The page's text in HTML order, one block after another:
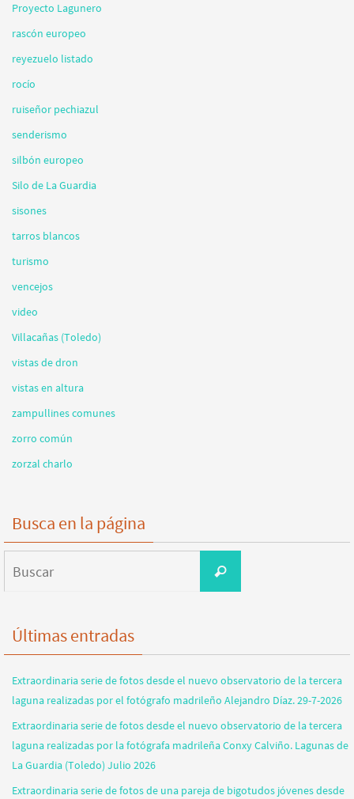
Proyecto Lagunero
rascón europeo
reyezuelo listado
rocío
ruiseñor pechiazul
senderismo
silbón europeo
Silo de La Guardia
sisones
tarros blancos
turismo
vencejos
video
Villacañas (Toledo)
vistas de dron
vistas en altura
zampullines comunes
zorro común
zorzal charlo
Busca en la página
Buscar
Últimas entradas
Extraordinaria serie de fotos desde el nuevo observatorio de la tercera
laguna realizadas por el fotógrafo madrileño Alejandro Díaz. 29-7-2026
Extraordinaria serie de fotos desde el nuevo observatorio de la tercera
laguna realizadas por la fotógrafa madrileña Conxy Calviño. Lagunas de
La Guardia (Toledo) Julio 2026
Extraordinaria serie de fotos de una pareja de bigotudos jóvenes desde